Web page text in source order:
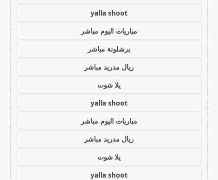
yalla shoot
مباريات اليوم مباشر
برشلونة مباشر
ريال مدريد مباشر
يلا شوت
yalla shoot
مباريات اليوم مباشر
ريال مدريد مباشر
يلا شوت
yalla shoot